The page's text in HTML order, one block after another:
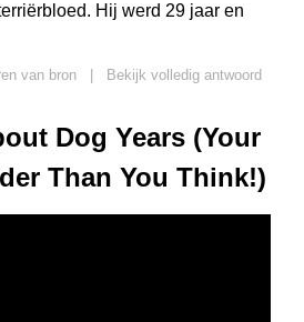
Hij werd 29 jaar en
van bron
Bekijk volledig antwoord
Dog Years (Your
Than You Think!)